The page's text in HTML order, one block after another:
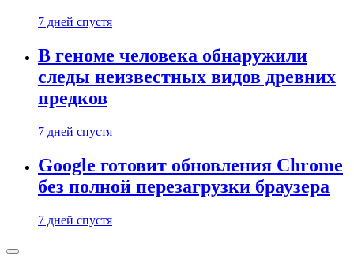
7 дней спустя
В геноме человека обнаружили
следы неизвестных видов древних
предков
7 дней спустя
Google готовит обновления Chrome
без полной перезагрузки браузера
7 дней спустя